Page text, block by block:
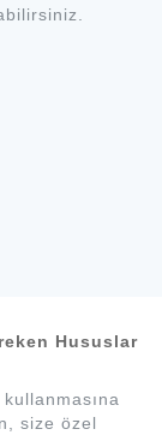
Hususlar
size özel